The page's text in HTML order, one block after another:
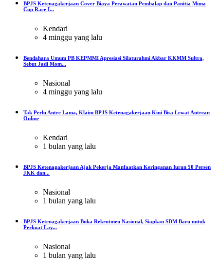
BPJS Ketenagakerjaan Cover Biaya Perawatan Pembalap dan Panitia Muna
Cup Race I...
Kendari
4 minggu yang lalu
Bendahara Umum PB KEPMMI Apresiasi Silaturahmi Akbar KKMM Sultra,
Sebut Jadi Mom...
Nasional
4 minggu yang lalu
Tak Perlu Antre Lama, Klaim BPJS Ketenagakerjaan Kini Bisa Lewat Antrean
Online
Kendari
1 bulan yang lalu
BPJS Ketenagakerjaan Ajak Pekerja Manfaatkan Keringanan Iuran 50 Persen
JKK dan...
Nasional
1 bulan yang lalu
BPJS Ketenagakerjaan Buka Rekrutmen Nasional, Siapkan SDM Baru untuk
Perkuat Lay...
Nasional
1 bulan yang lalu